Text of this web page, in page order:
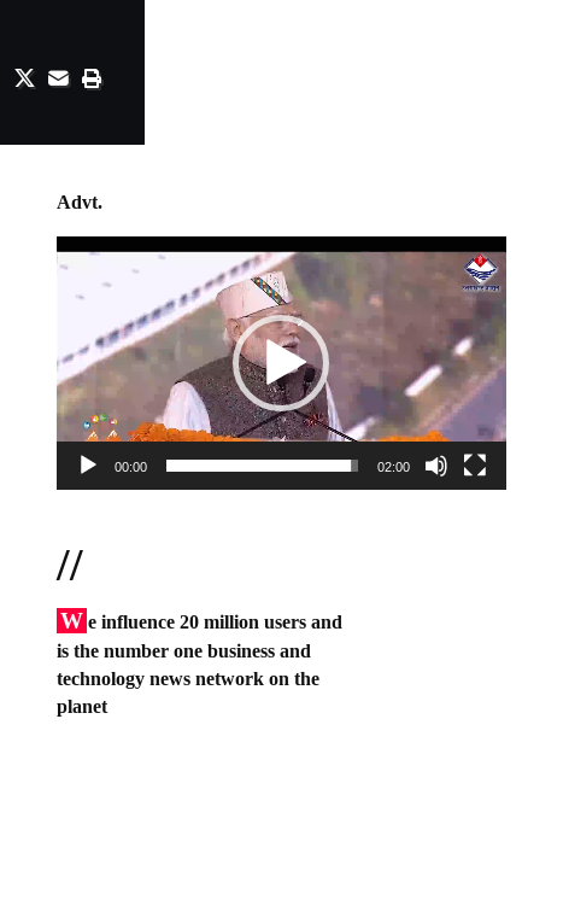
Advt.
Video
00:00 02:00
//
W e influence 20 million users and
is the number one business and
technology news network on the
planet